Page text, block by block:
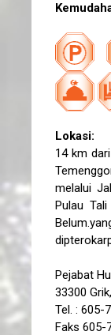
Lokasi:
14 km
melalui
Pulau
Pejabat
33300
Tel. : 605-
Faks 605-